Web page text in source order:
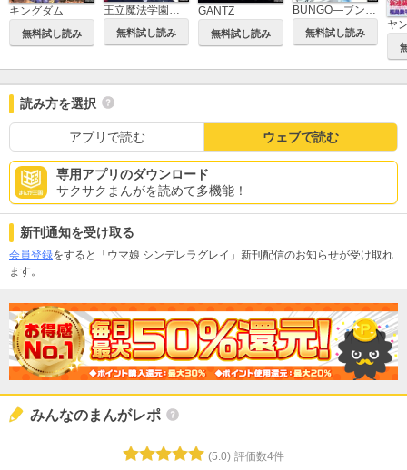
キングダム
無料試し読み
王立魔法学園の最下生～貧困街上がりの最強魔法師、貴族だらけの学園で無双する～
無料試し読み
GANTZ
無料試し読み
BUNGO―ブンゴ―
無料試し読み
ヤ
読み方を選択
アプリで読む ウェブで読む
専用アプリのダウンロード
サクサクまんがを読めて多機能！
新刊通知を受け取る
会員登録をすると「ウマ娘 シンデレラグレイ」新刊配信のお知らせが受け取れ
ます。
みんなのまんがレポ
(5.0) 評価数4件